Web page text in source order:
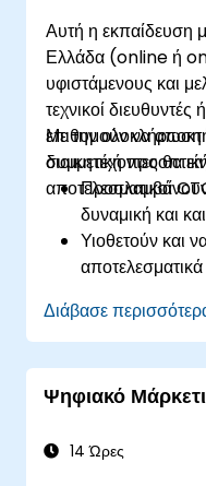
Αυτή η εκπαίδευση
Ελλάδα (online ή
υφιστάμενους και
τεχνικοί διευθυντές
επιθυμούν να
διοικητική
αποτελεσματικοί
Με την ολοκλήρωση
συμμετέχοντες θα
δυναμική και
Υιοθετούν και
αποτελεσματικά
Εφαρμόζουν
για τη
Κλιμακώνουν
κατευθύνουν
Διάβασε
Ψηφιακό
14 Ώρες